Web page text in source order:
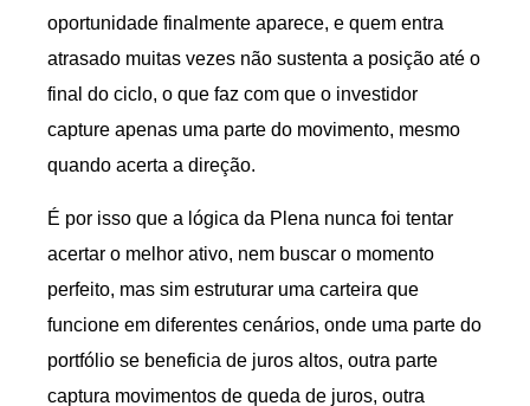
oportunidade finalmente aparece, e quem entra
atrasado muitas vezes não sustenta a posição até o
final do ciclo, o que faz com que o investidor
capture apenas uma parte do movimento, mesmo
quando acerta a direção.
É por isso que a lógica da Plena nunca foi tentar
acertar o melhor ativo, nem buscar o momento
perfeito, mas sim estruturar uma carteira que
funcione em diferentes cenários, onde uma parte do
portfólio se beneficia de juros altos, outra parte
captura movimentos de queda de juros, outra